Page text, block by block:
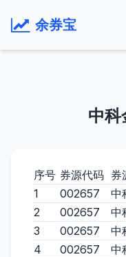
余券宝
中科
序号 券源代码 券
1
002657 中
2
002657 中
3
002657 中
4
002657 中